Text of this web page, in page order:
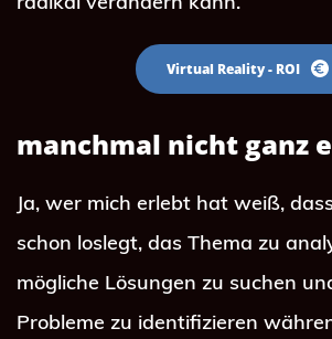
Virtual Reality - ROI
manchmal nicht ganz
Ja, wer mich erlebt hat weiß,
schon loslegt, das Thema zu
mögliche Lösungen zu suchen
Probleme zu identifizieren